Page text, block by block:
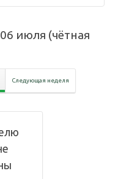
06 июля (чётная
Следующая неделя